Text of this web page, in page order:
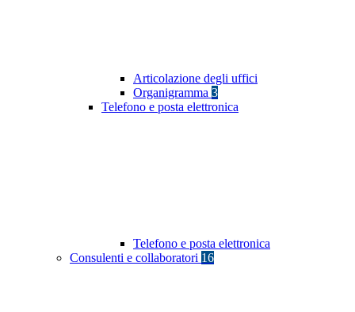
Articolazione degli uffici
Organigramma 3
Telefono e posta elettronica
Telefono e posta elettronica
Consulenti e collaboratori 16